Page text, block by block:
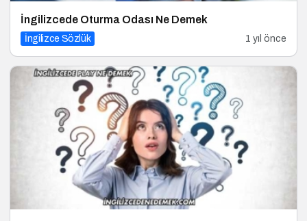
İngilizcede Oturma Odası Ne Demek
İngilizce Sözlük 1 yıl önce